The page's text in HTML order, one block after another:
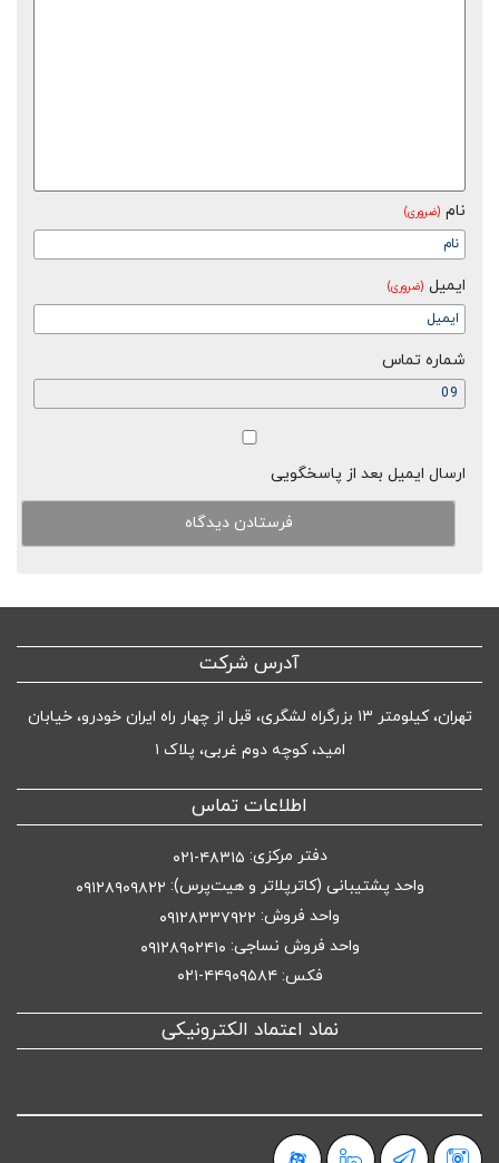
نام (ضروری)
ایمیل (ضروری)
شماره تماس
ارسال ایمیل بعد از پاسخگویی
آدرس شرکت
تهران، کیلومتر ۱۳ بزرگراه لشگری، قبل از چهار راه ایران خودرو، خیابان
امید، کوچه دوم غربی، پلاک ۱
اطلاعات تماس
دفتر مرکزی: ۴۸۳۱۵-۰۲۱
واحد پشتیبانی (کاترپلاتر و هیت‌پرس): ۰۹۱۲۸۹۰۹۸۲۲
واحد فروش: ۰۹۱۲۸۳۳۷۹۲۲
واحد فروش نساجی: ۰۹۱۲۸۹۰۲۴۱۰
فکس: ۴۴۹۰۹۵۸۴-۰۲۱
نماد اعتماد الکترونیکی